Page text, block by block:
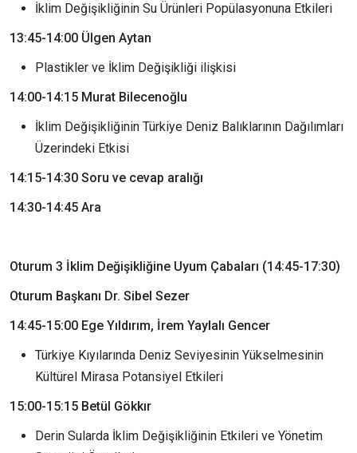
İklim Değişikliğinin Su Ürünleri Popülasyonuna Etkileri
13:45-14:00 Ülgen Aytan
Plastikler ve İklim Değişikliği ilişkisi
14:00-14:15 Murat Bilecenoğlu
İklim Değişikliğinin Türkiye Deniz Balıklarının Dağılımları
Üzerindeki Etkisi
14:15-14:30 Soru ve cevap aralığı
14:30-14:45 Ara
Oturum 3 İklim Değişikliğine Uyum Çabaları (14:45-17:30)
Oturum Başkanı Dr. Sibel Sezer
14:45-15:00 Ege Yıldırım, İrem Yaylalı Gencer
Türkiye Kıyılarında Deniz Seviyesinin Yükselmesinin
Kültürel Mirasa Potansiyel Etkileri
15:00-15:15 Betül Gökkır
Derin Sularda İklim Değişikliğinin Etkileri ve Yönetim